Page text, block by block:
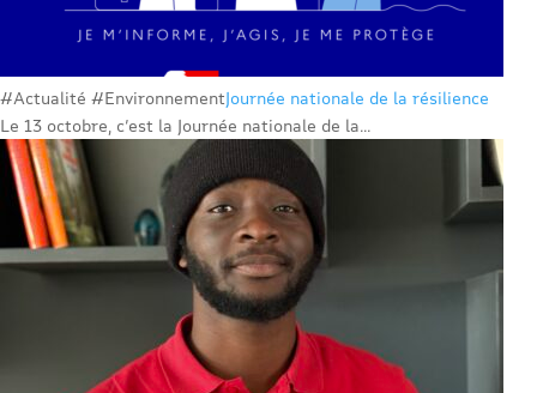
#Actualité #EnvironnementJournée nationale de la résilience
Le 13 octobre, c’est la Journée nationale de la...